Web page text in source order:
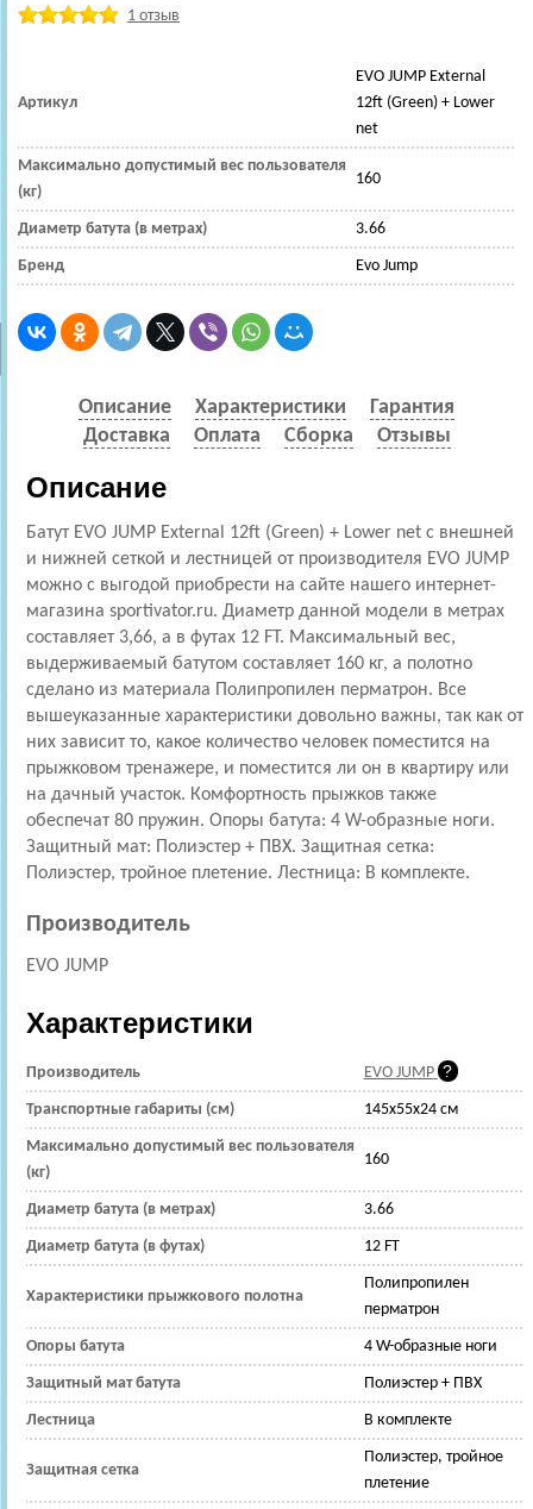
1 отзыв
Артикул
EVO JUMP External
12ft (Green) + Lower
net
Максимально допустимый вес пользователя
(кг)
160
Диаметр батута (в метрах) 3.66
Бренд Evo Jump
Описание Характеристики
Гарантия
Доставка
Оплата Сборка Отзывы
Описание
Батут EVO JUMP External 12ft (Green) + Lower net с внешней
и нижней сеткой и лестницей от производителя EVO JUMP
можно с выгодой приобрести на сайте нашего интернет-
магазина sportivator.ru. Диаметр данной модели в метрах
составляет 3,66, а в футах 12 FT. Максимальный вес,
выдерживаемый батутом составляет 160 кг, а полотно
сделано из материала Полипропилен перматрон. Все
вышеуказанные характеристики довольно важны, так как от
них зависит то, какое количество человек поместится на
прыжковом тренажере, и поместится ли он в квартиру или
на дачный участок. Комфортность прыжков также
обеспечат 80 пружин. Опоры батута: 4 W-образные ноги.
Защитный мат: Полиэстер + ПВХ. Защитная сетка:
Полиэстер, тройное плетение. Лестница: В комплекте.
Производитель
EVO JUMP
Характеристики
Производитель EVO JUMP
Транспортные габариты (см) 145х55х24 см
Максимально допустимый вес пользователя
(кг)
160
Диаметр батута (в метрах) 3.66
Диаметр батута (в футах) 12 FT
Характеристики прыжкового полотна
Полипропилен
перматрон
Опоры батута 4 W-образные ноги
Защитный мат батута Полиэстер + ПВХ
Лестница В комплекте
Защитная сетка
Полиэстер, тройное
плетение